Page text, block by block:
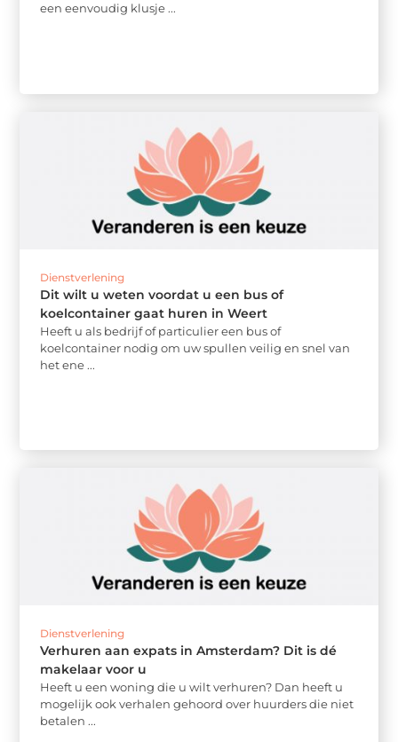
een eenvoudig klusje ...
Dienstverlening
Dit wilt u weten voordat u een bus of
koelcontainer gaat huren in Weert
Heeft u als bedrijf of particulier een bus of
koelcontainer nodig om uw spullen veilig en snel van
het ene ...
Dienstverlening
Verhuren aan expats in Amsterdam? Dit is dé
makelaar voor u
Heeft u een woning die u wilt verhuren? Dan heeft u
mogelijk ook verhalen gehoord over huurders die niet
betalen ...